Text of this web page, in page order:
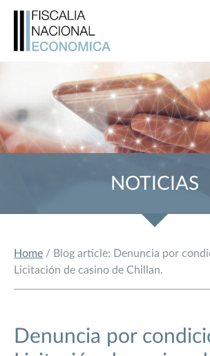
NOTICIAS
Home / Blog article: Denuncia por
Licitación de casino de Chillan.
Denuncia por